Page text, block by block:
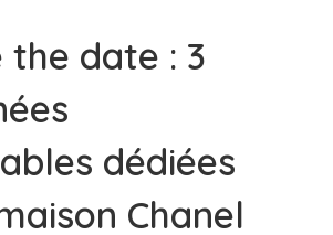
the date : 3
dédiées
Chanel